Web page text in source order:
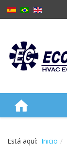
Está aquí: Inicio